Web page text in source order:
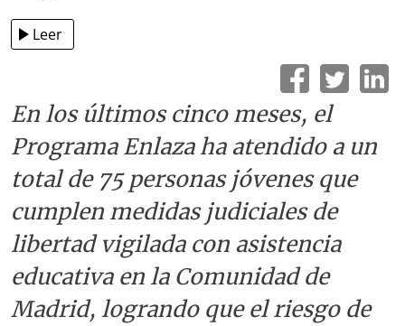
Leer
En los últimos cinco meses, el
Programa Enlaza ha atendido a un
total de 75 personas jóvenes que
cumplen medidas judiciales de
libertad vigilada con asistencia
educativa en la Comunidad de
Madrid, logrando que el riesgo de